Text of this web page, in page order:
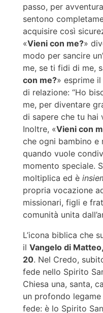
passo, per
sentono
acquisire così
«Vieni con me?»
modo per sancire
me, se ti fidi di me,
con me?» esprime
di relazione: “Ho
me, per diventare
di sapere che tu hai
Inoltre, «Vieni con
che ogni bambino e
quando vuole
momento speciale.
moltiplica ed è
propria vocazione
missionari, figli e
comunità unita
L’icona biblica che
il Vangelo di
20. Nel Credo,
fede nello Spirito
Chiesa una, santa,
un profondo
fede: è lo Spirito